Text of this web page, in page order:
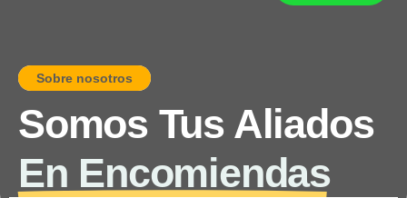
Sobre nosotros
Somos Tus Aliados
En Encomiendas